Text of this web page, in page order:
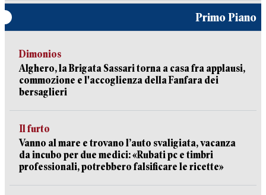
Primo Piano
Dimonios
Alghero, la Brigata Sassari torna a casa fra applausi,
commozione e l'accoglienza della Fanfara dei
bersaglieri
Il furto
Vanno al mare e trovano l’auto svaligiata, vacanza
da incubo per due medici: «Rubati pc e timbri
professionali, potrebbero falsificare le ricette»